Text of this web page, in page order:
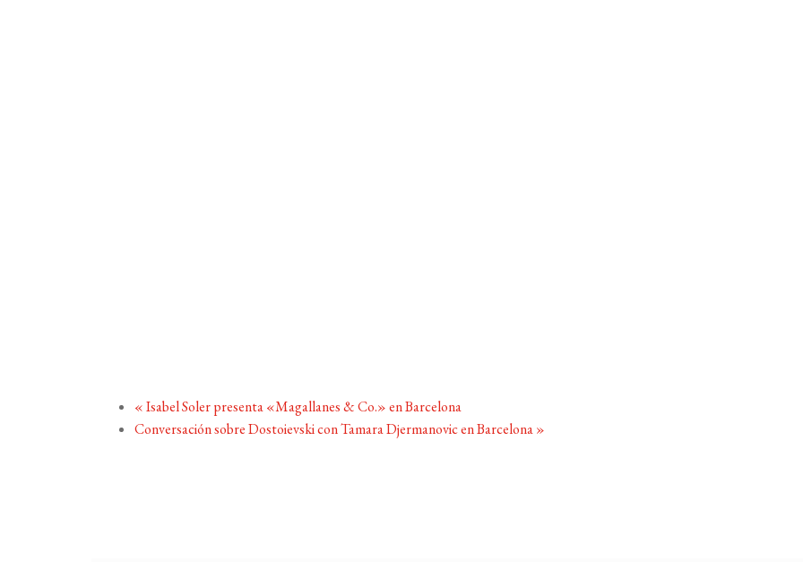
«Isabel Soler presenta «Magallanes & Co.» en Barcelona
Conversación sobre Dostoievski con Tamara Djermanovic en Barcelona»